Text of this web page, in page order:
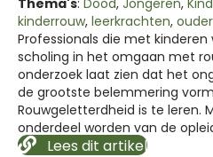
kinderrouw, leerkrachten,
Professionals die met kinderen
scholing in het omgaan met
onderzoek laat zien dat het
de grootste belemmering
Rouwgeletterdheid is te leren.
onderdeel worden van de
Lees dit artikel